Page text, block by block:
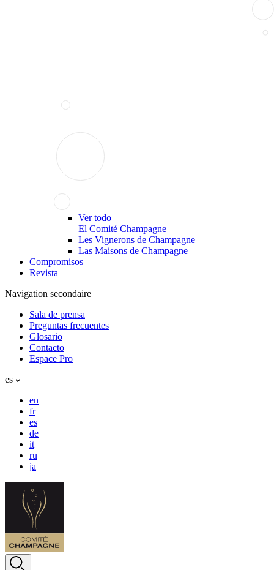
Ver todo
El Comité Champagne
Les Vignerons de Champagne
Las Maisons de Champagne
Compromisos
Revista
Navigation secondaire
Sala de prensa
Preguntas frecuentes
Glosario
Contacto
Espace Pro
es
en
fr
es
de
it
ru
ja